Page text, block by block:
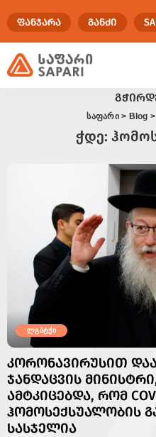
ᲤᲐᲜᲯᲐᲠᲐ ᲒᲐᲜᲫᲘ
საფარი> Blog
ჭდე:
ლგბტქი
ᲙᲝᲠᲝᲜᲐᲕᲘᲠᲣᲡᲘᲗ
ᲯᲐᲜᲓᲐᲪᲕᲘᲡ
ᲐᲛᲢᲙᲘᲪᲔᲑᲓᲐ, ᲠᲝᲛ
ᲰᲝᲛᲝᲡᲔᲥᲡᲣᲐᲚᲝᲑᲘᲡ
ᲡᲐᲡᲯᲔᲚᲘᲐ